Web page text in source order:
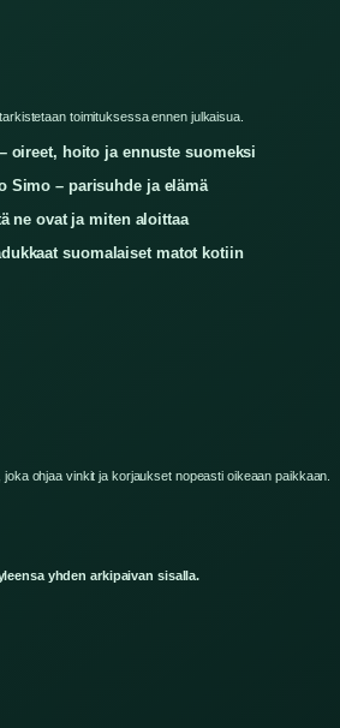
toimituksessa ennen julkaisua.
oireet, hoito ja ennuste suomeksi
Simo – parisuhde ja elämä
ne ovat ja miten aloittaa
suomalaiset matot kotiin
ohjaa vinkit ja korjaukset nopeasti oikeaan paikkaan.
yhden arkipaivan sisalla.